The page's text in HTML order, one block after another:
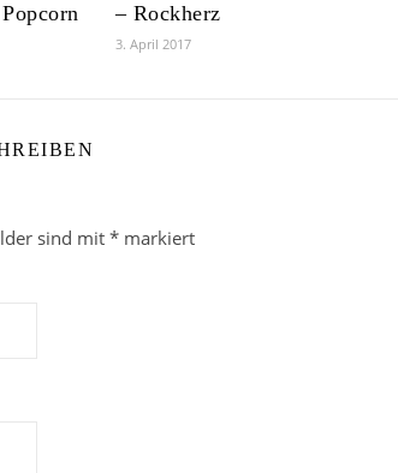
– Rockherz
3. April 2017
sind mit * markiert